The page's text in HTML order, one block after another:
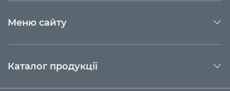
Меню сайту
Каталог продукції